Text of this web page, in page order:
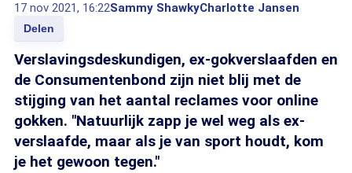
17 nov 2021, 16:22Sammy ShawkyCharlotte Jansen
Delen
Verslavingsdeskundigen, ex-gokverslaafden en
de Consumentenbond zijn niet blij met de
stijging van het aantal reclames voor online
gokken. "Natuurlijk zapp je wel weg als ex-
verslaafde, maar als je van sport houdt, kom
je het gewoon tegen."